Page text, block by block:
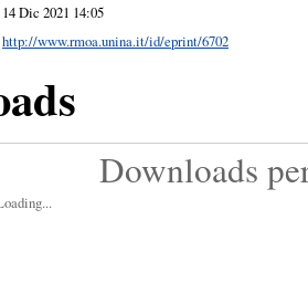
14 Dic 2021 14:05
http://www.rmoa.unina.it/id/eprint/6702
Downloads